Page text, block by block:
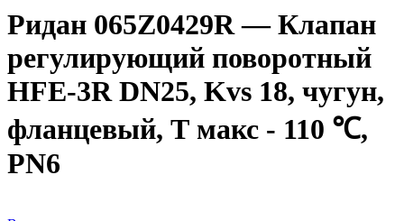
Ридан 065Z0429R — Клапан
регулирующий поворотный
HFE-3R DN25, Kvs 18, чугун,
фланцевый, Т макс - 110 ℃,
PN6